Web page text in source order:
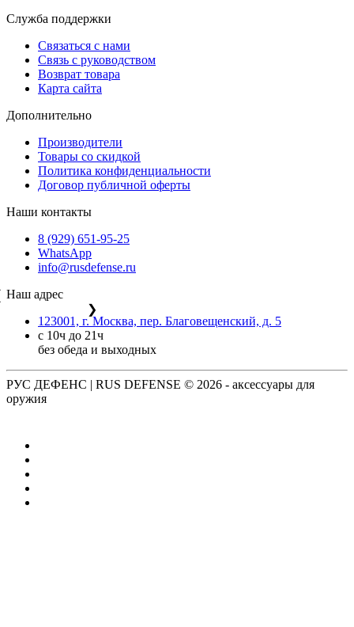
Служба поддержки
Связаться с нами
Связь с руководством
Возврат товара
Карта сайта
Дополнительно
Производители
Товары со скидкой
Политика конфиденциальности
Договор публичной оферты
Наши контакты
8 (929) 651-95-25
WhatsApp
info@rusdefense.ru
Наш адрес
❯
123001, г. Москва, пер. Благовещенский, д. 5
с 10ч до 21ч
без обеда и выходных
РУС ДЕФЕНС | RUS DEFENSE © 2026 - аксессуары для
оружия